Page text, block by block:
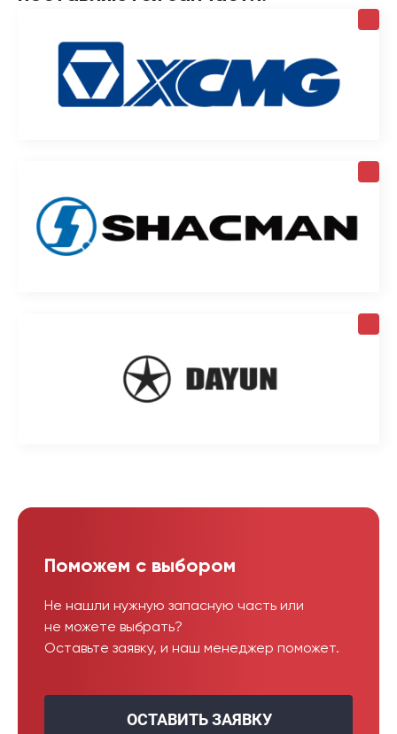
Поможем с выбором
Не нашли нужную запасную часть или
не можете выбрать?
Оставьте заявку, и наш менеджер поможет.
ОСТАВИТЬ ЗАЯВКУ